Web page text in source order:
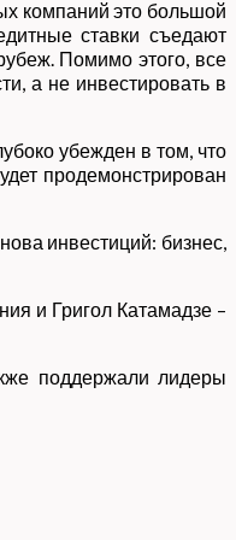
компаний это большой
ставки съедают
Помимо этого, все
а не инвестировать в
убежден в том, что
продемонстрирован
инвестиций: бизнес,
и Григол Катамадзе –
поддержали лидеры